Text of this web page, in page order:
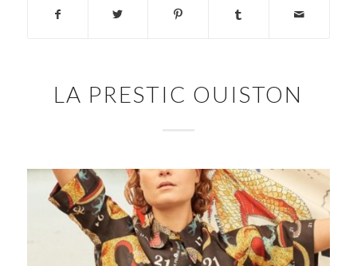
LA PRESTIC OUISTON